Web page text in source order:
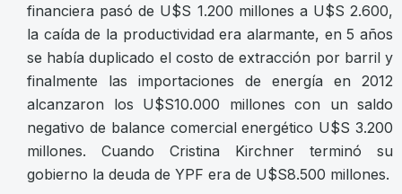
financiera pasó de U$S 1.200 millones a U$S 2.600,
la caída de la productividad era alarmante, en 5 años
se había duplicado el costo de extracción por barril y
finalmente las importaciones de energía en 2012
alcanzaron los U$S10.000 millones con un saldo
negativo de balance comercial energético U$S 3.200
millones. Cuando Cristina Kirchner terminó su
gobierno la deuda de YPF era de U$S8.500 millones.